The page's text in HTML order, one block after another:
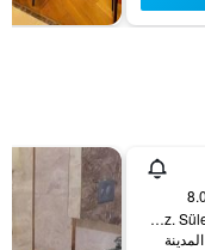
Hz. Süleyman CD. No:8 Sur, ديار بكر, تركيا